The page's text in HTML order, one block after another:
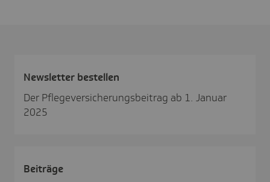
News­letter bestellen
Der Pflegeversicherungsbeitrag ab 1. Januar
2025
Beiträge